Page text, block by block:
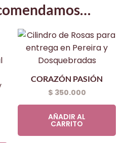
CORAZÓN PASIÓN
$ 350.000
AÑADIR AL
CARRITO